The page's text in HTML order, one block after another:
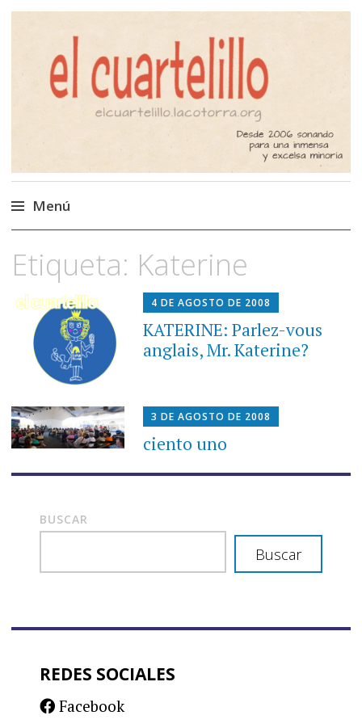
El Cuartelillo
Programa de radio de música
independiente. Podcast
Menú
al
contenido
Etiqueta: Katerine
4 DE AGOSTO DE 2008
KATERINE: Parlez-vous
anglais, Mr. Katerine?
3 DE AGOSTO DE 2008
ciento uno
BUSCAR
Buscar
REDES SOCIALES
Facebook